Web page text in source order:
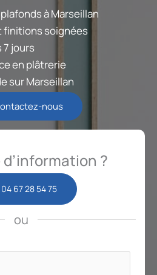
à Marseillan
finitions soignées
7 jours
en plâtrerie
sur Marseillan
nous
?
04 67 28 54 75
ou